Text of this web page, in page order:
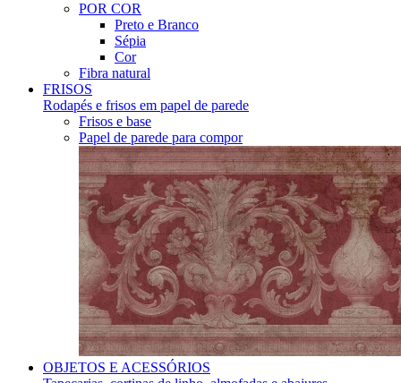
POR COR
Preto e Branco
Sépia
Cor
Fibra natural
FRISOS
Rodapés e frisos em papel de parede
Frisos e base
Papel de parede para compor
OBJETOS E ACESSÓRIOS